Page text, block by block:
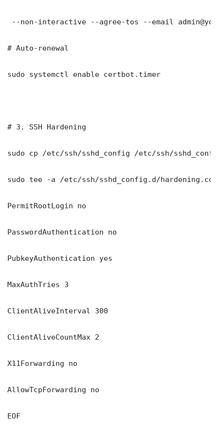
--non-interactive --agree-tos --email
# Auto-renewal
sudo systemctl enable certbot.timer
# 3. SSH Hardening
sudo cp /etc/ssh/sshd_config /etc/ssh/
sudo tee -a /etc/ssh/sshd_config.d/
PermitRootLogin no
PasswordAuthentication no
PubkeyAuthentication yes
MaxAuthTries 3
ClientAliveInterval 300
ClientAliveCountMax 2
X11Forwarding no
AllowTcpForwarding no
EOF